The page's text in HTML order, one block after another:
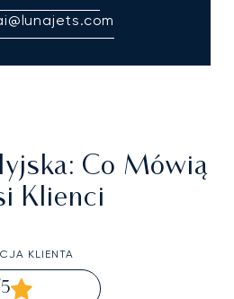
: Co Mówią
Klienci
KLIENTA